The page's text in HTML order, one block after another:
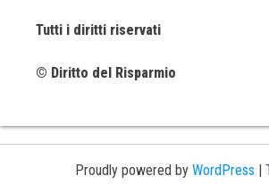
Tutti i diritti riservati
© Diritto del Risparmio
Proudly powered by WordPress |